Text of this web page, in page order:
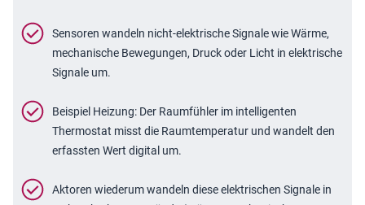
Sensoren wandeln nicht-elektrische Signale wie Wärme,
mechanische Bewegungen, Druck oder Licht in elektrische
Signale um.
Beispiel Heizung: Der Raumfühler im intelligenten
Thermostat misst die Raumtemperatur und wandelt den
erfassten Wert digital um.
Aktoren wiederum wandeln diese elektrischen Signale in